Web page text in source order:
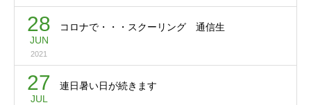
28
JUN
2021
コロナで・・・スクーリング 通信生
27
JUL
連日暑い日が続きます